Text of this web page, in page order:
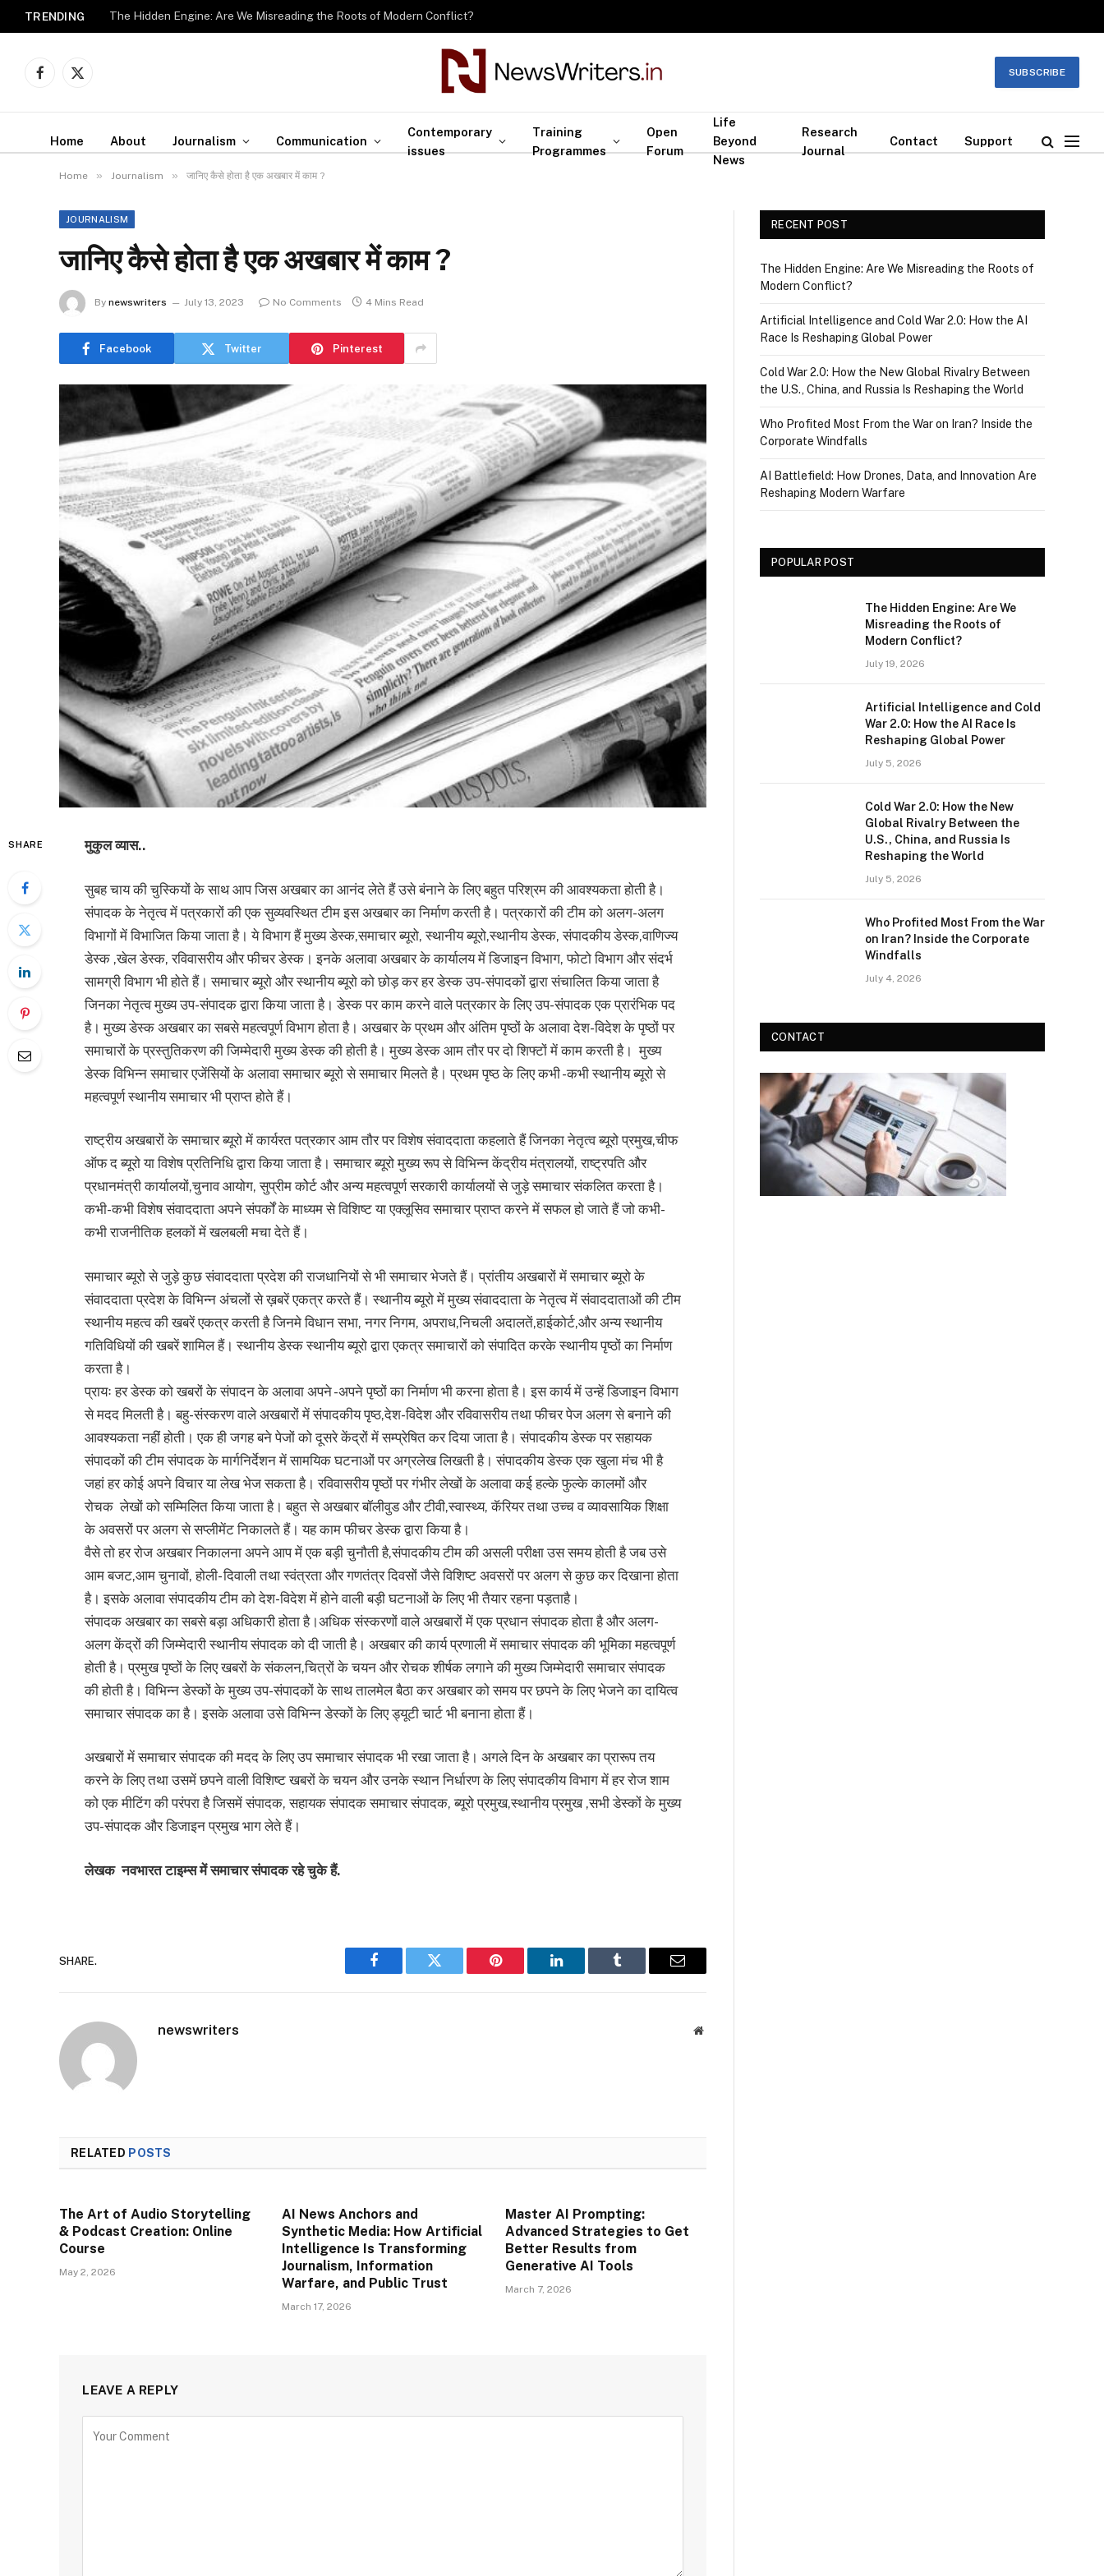
TRENDING The Hidden Engine: Are We Misreading the Roots of Modern Conflict?
Facebook
X
SUBSCRIBE
Home About Journalism Communication
Contemporary
issues
Training
Programmes
Open
Forum
Life
Beyond
News
Research
Journal
Contact Support
Home » Journalism » जानिए कैसे होता है एक अखबार में काम ?
JOURNALISM
जानिए कैसे होता है एक अखबार में काम ?
By newswriters July 13, 2023 No Comments 4 Mins Read
Facebook Twitter Pinterest
SHARE मुकुल व्यास..
सुबह चाय की चुस्कियों के साथ आप जिस अखबार का आनंद लेते हैं उसे बंनाने के लिए बहुत परिश्रम की आवश्यकता होती है।
संपादक के नेतृत्व में पत्रकारों की एक सुव्यवस्थित टीम इस अखबार का निर्माण करती है। पत्रकारों की टीम को अलग-अलग
विभागों में विभाजित किया जाता है। ये विभाग हैं मुख्य डेस्क,समाचार ब्यूरो, स्थानीय ब्यूरो,स्थानीय डेस्क, संपादकीय डेस्क,वाणिज्य
डेस्क ,खेल डेस्क, रविवासरीय और फीचर डेस्क। इनके अलावा अखबार के कार्यालय में डिजाइन विभाग, फोटो विभाग और संदर्भ
सामग्री विभाग भी होते हैं। समाचार ब्यूरो और स्थानीय ब्यूरो को छोड़ कर हर डेस्क उप-संपादकों द्वारा संचालित किया जाता है
जिनका नेतृत्व मुख्य उप-संपादक द्वारा किया जाता है। डेस्क पर काम करने वाले पत्रकार के लिए उप-संपादक एक प्रारंभिक पद
है। मुख्य डेस्क अखबार का सबसे महत्वपूर्ण विभाग होता है। अखबार के प्रथम और अंतिम पृष्ठों के अलावा देश-विदेश के पृष्ठों पर
समाचारों के प्रस्तुतिकरण की जिम्मेदारी मुख्य डेस्क की होती है। मुख्य डेस्क आम तौर पर दो शिफ्टों में काम करती है। मुख्य
डेस्क विभिन्न समाचार एजेंसियों के अलावा समाचार ब्यूरो से समाचार मिलते है। प्रथम पृष्ठ के लिए कभी -कभी स्थानीय ब्यूरो से
महत्वपूर्ण स्थानीय समाचार भी प्राप्त होते हैं।
राष्ट्रीय अखबारों के समाचार ब्यूरो में कार्यरत पत्रकार आम तौर पर विशेष संवाददाता कहलाते हैं जिनका नेतृत्व ब्यूरो प्रमुख,चीफ
ऑफ द ब्यूरो या विशेष प्रतिनिधि द्वारा किया जाता है। समाचार ब्यूरो मुख्य रूप से विभिन्न केंद्रीय मंत्रालयों, राष्ट्रपति और
प्रधानमंत्री कार्यालयों,चुनाव आयोग, सुप्रीम कोेर्ट और अन्य महत्वपूर्ण सरकारी कार्यालयों से जुड़े समाचार संकलित करता है।
कभी-कभी विशेष संवाददाता अपने संपर्कों के माध्यम से विशिष्ट या एक्लूसिव समाचार प्राप्त करने में सफल हो जाते हैं जो कभी-
कभी राजनीतिक हलकों में खलबली मचा देते हैं।
समाचार ब्यूरो से जुड़े कुछ संवाददाता प्रदेश की राजधानियों से भी समाचार भेजते हैं। प्रांतीय अखबारों में समाचार ब्यूरो के
संवाददाता प्रदेश के विभिन्न अंचलों से ख़बरें एकत्र करते हैं। स्थानीय ब्यूरो में मुख्य संवाददाता के नेतृत्व में संवाददाताओं की टीम
स्थानीय महत्व की खबरें एकत्र करती है जिनमे विधान सभा, नगर निगम, अपराध,निचली अदालतें,हाईकोर्ट,और अन्य स्थानीय
गतिविधियों की खबरें शामिल हैं। स्थानीय डेस्क स्थानीय ब्यूरो द्वारा एकत्र समाचारों को संपादित करके स्थानीय पृष्ठों का निर्माण
करता है।
प्रायः हर डेस्क को खबरों के संपादन के अलावा अपने -अपने पृष्ठों का निर्माण भी करना होता है। इस कार्य में उन्हें डिजाइन विभाग
से मदद मिलती है। बहु-संस्करण वाले अखबारों में संपादकीय पृष्ठ,देश-विदेश और रविवासरीय तथा फीचर पेज अलग से बनाने की
आवश्यकता नहीं होती। एक ही जगह बने पेजों को दूसरे केंद्रों में सम्प्रेषित कर दिया जाता है। संपादकीय डेस्क पर सहायक
संपादकों की टीम संपादक के मार्गनिर्देशन में सामयिक घटनाओं पर अग्रलेख लिखती है। संपादकीय डेस्क एक खुला मंच भी है
जहां हर कोई अपने विचार या लेख भेज सकता है। रविवासरीय पृष्ठों पर गंभीर लेखों के अलावा कई हल्के फुल्के कालमों और
रोचक लेखों को सम्मिलित किया जाता है। बहुत से अखबार बॉलीवुड और टीवी,स्वास्थ्य, कॅरियर तथा उच्च व व्यावसायिक शिक्षा
के अवसरों पर अलग से सप्लीमेंट निकालते हैं। यह काम फीचर डेस्क द्वारा किया है।
वैसे तो हर रोज अखबार निकालना अपने आप में एक बड़ी चुनौती है,संपादकीय टीम की असली परीक्षा उस समय होती है जब उसे
आम बजट,आम चुनावों, होली- दिवाली तथा स्वंत्रता और गणतंत्र दिवसों जैसे विशिष्ट अवसरों पर अलग से कुछ कर दिखाना होता
है। इसके अलावा संपादकीय टीम को देश-विदेश में होने वाली बड़ी घटनाओं के लिए भी तैयार रहना पड़ताहै।
संपादक अखबार का सबसे बड़ा अधिकारी होता है।अधिक संस्करणों वाले अखबारों में एक प्रधान संपादक होता है और अलग-
अलग केंद्रों की जिम्मेदारी स्थानीय संपादक को दी जाती है। अखबार की कार्य प्रणाली में समाचार संपादक की भूमिका महत्वपूर्ण
होती है। प्रमुख पृष्ठों के लिए खबरों के संकलन,चित्रों के चयन और रोचक शीर्षक लगाने की मुख्य जिम्मेदारी समाचार संपादक
की होती है। विभिन्न डेस्कों के मुख्य उप-संपादकों के साथ तालमेल बैठा कर अखबार को समय पर छपने के लिए भेजने का दायित्व
समाचार संपादक का है। इसके अलावा उसे विभिन्न डेस्कों के लिए ड्यूटी चार्ट भी बनाना होता हैं।
अखबारों में समाचार संपादक की मदद के लिए उप समाचार संपादक भी रखा जाता है। अगले दिन के अखबार का प्रारूप तय
करने के लिए तथा उसमें छपने वाली विशिष्ट खबरों के चयन और उनके स्थान निर्धारण के लिए संपादकीय विभाग में हर रोज शाम
को एक मीटिंग की परंपरा है जिसमें संपादक, सहायक संपादक समाचार संपादक, ब्यूरो प्रमुख,स्थानीय प्रमुख ,सभी डेस्कों के मुख्य
उप-संपादक और डिजाइन प्रमुख भाग लेते हैं।
लेखक नवभारत टाइम्स में समाचार संपादक रहे चुके हैं.
SHARE.
Facebook Twitter Pinterest LinkedIn Tumblr Email
newswriters Website
RELATED POSTS
The Art of Audio Storytelling
& Podcast Creation: Online
Course
May 2, 2026
AI News Anchors and
Synthetic Media: How Artificial
Intelligence Is Transforming
Journalism, Information
Warfare, and Public Trust
March 17, 2026
Master AI Prompting:
Advanced Strategies to Get
Better Results from
Generative AI Tools
March 7, 2026
LEAVE A REPLY
RECENT POST
The Hidden Engine: Are We Misreading the Roots of
Modern Conflict?
Artificial Intelligence and Cold War 2.0: How the AI
Race Is Reshaping Global Power
Cold War 2.0: How the New Global Rivalry Between
the U.S., China, and Russia Is Reshaping the World
Who Profited Most From the War on Iran? Inside the
Corporate Windfalls
AI Battlefield: How Drones, Data, and Innovation Are
Reshaping Modern Warfare
POPULAR POST
The Hidden Engine: Are We
Misreading the Roots of
Modern Conflict?
July 19, 2026
Artificial Intelligence and Cold
War 2.0: How the AI Race Is
Reshaping Global Power
July 5, 2026
Cold War 2.0: How the New
Global Rivalry Between the
U.S., China, and Russia Is
Reshaping the World
July 5, 2026
Who Profited Most From the War
on Iran? Inside the Corporate
Windfalls
July 4, 2026
CONTACT